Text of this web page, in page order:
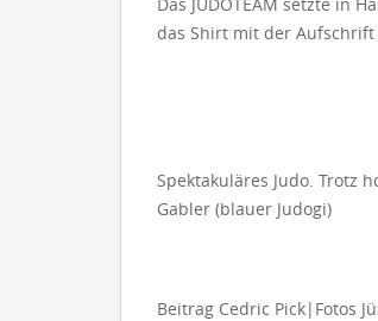
das Shirt mit der Aufschrift
Spektakuläres Judo. Trotz
Gabler (blauer Judogi)
Beitrag Cedric Pick|Fotos